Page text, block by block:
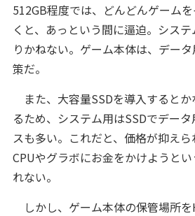
512GB程度では、どんどんゲーム
くと、あっという間に逼迫。シス
りかねない。ゲーム本体は、デー
策だ。
また、大容量SSDを導入すると
るため、システム用はSSDでデー
スも多い。これだと、価格が抑えら
CPUやグラボにお金をかけようと
れない。
しかし、ゲーム本体の保管場所を